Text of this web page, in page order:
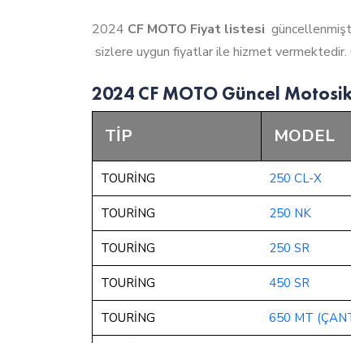
2024 CF MOTO Fiyat listesi
sizlere uygun fiyatlar ile hizmet
2024 CF MOTO Güncel
TİP MODEL
TOURİNG 250 CL-X
TOURİNG 250 NK
TOURİNG 250 SR
TOURİNG 450 SR
TOURİNG 650 MT